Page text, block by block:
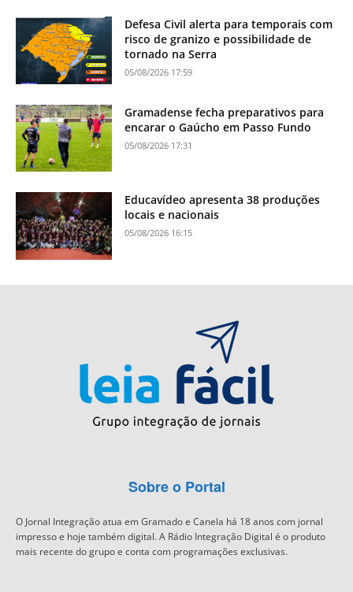
Defesa Civil alerta para temporais com
risco de granizo e possibilidade de
tornado na Serra
05/08/2026 17:59
Gramadense fecha preparativos para
encarar o Gaúcho em Passo Fundo
05/08/2026 17:31
Educavídeo apresenta 38 produções
locais e nacionais
05/08/2026 16:15
Sobre o Portal
O Jornal Integração atua em Gramado e Canela há 18 anos com jornal
impresso e hoje também digital. A Rádio Integração Digital é o produto
mais recente do grupo e conta com programações exclusivas.